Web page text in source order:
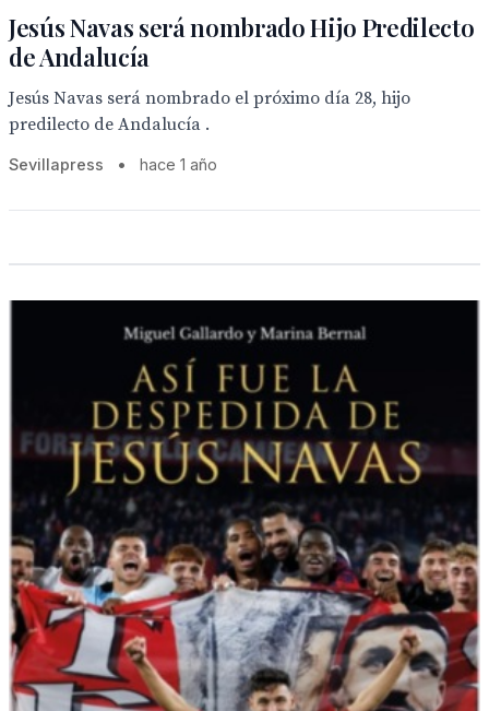
Jesús Navas será nombrado Hijo Predilecto
de Andalucía
Jesús Navas será nombrado el próximo día 28, hijo
predilecto de Andalucía .
Sevillapress • hace 1 año